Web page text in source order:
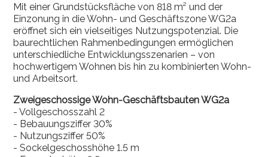
Mit einer Grundstücksfläche von 818 m² und der
Einzonung in die Wohn- und Geschäftszone WG2a
eröffnet sich ein vielseitiges Nutzungspotenzial. Die
baurechtlichen Rahmenbedingungen ermöglichen
unterschiedliche Entwicklungsszenarien – von
hochwertigem Wohnen bis hin zu kombinierten Wohn-
und Arbeitsort.
Zweigeschossige Wohn-Geschäftsbauten WG2a
- Vollgeschosszahl 2
- Bebauungsziffer 30%
- Nutzungsziffer 50%
- Sockelgeschosshöhe 1.5 m